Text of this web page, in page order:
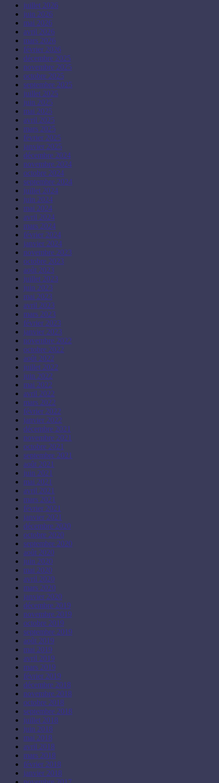
juillet 2026
juin 2026
mai 2026
avril 2026
mars 2026
février 2026
décembre 2025
novembre 2025
octobre 2025
septembre 2025
juillet 2025
juin 2025
mai 2025
avril 2025
mars 2025
février 2025
janvier 2025
décembre 2024
novembre 2024
octobre 2024
septembre 2024
juillet 2024
juin 2024
mai 2024
avril 2024
mars 2024
février 2024
janvier 2024
novembre 2023
octobre 2023
août 2023
juillet 2023
juin 2023
mai 2023
avril 2023
mars 2023
février 2023
janvier 2023
novembre 2022
octobre 2022
août 2022
juillet 2022
juin 2022
mai 2022
avril 2022
mars 2022
février 2022
janvier 2022
décembre 2021
novembre 2021
octobre 2021
septembre 2021
août 2021
juin 2021
mai 2021
avril 2021
mars 2021
février 2021
janvier 2021
décembre 2020
octobre 2020
septembre 2020
août 2020
juin 2020
mai 2020
avril 2020
mars 2020
janvier 2020
décembre 2019
novembre 2019
octobre 2019
septembre 2019
août 2019
mai 2019
avril 2019
mars 2019
février 2019
décembre 2018
novembre 2018
octobre 2018
septembre 2018
juillet 2018
juin 2018
mai 2018
avril 2018
mars 2018
février 2018
janvier 2018